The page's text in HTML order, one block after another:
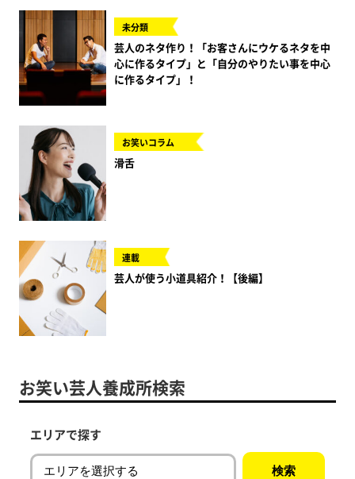
未分類
芸人のネタ作り！「お客さんにウケるネタを中
心に作るタイプ」と「自分のやりたい事を中心
に作るタイプ」！
お笑いコラム
滑舌
連載
芸人が使う小道具紹介！【後編】
お笑い芸人養成所検索
エリアで探す